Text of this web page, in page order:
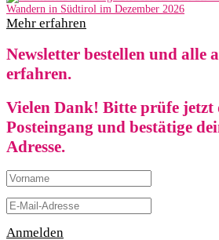
Mehr erfahren
Newsletter bestellen und alle
erfahren.
Vielen Dank! Bitte prüfe
Posteingang und bestätige
Adresse.
Anmelden